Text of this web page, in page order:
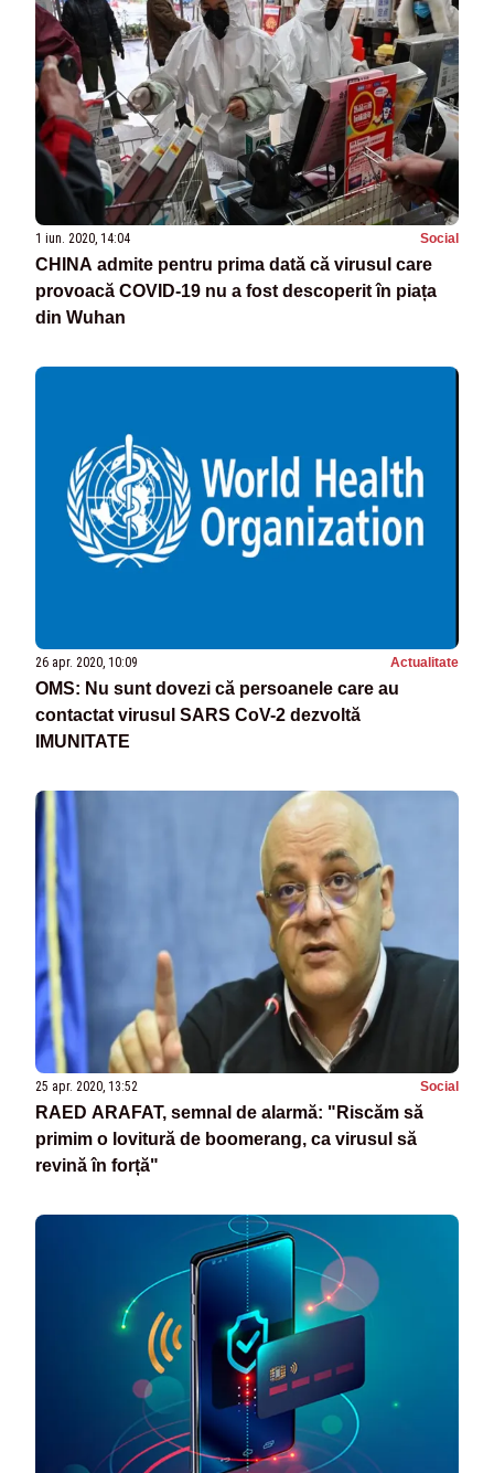
1 iun. 2020, 14:04 Social
CHINA admite pentru prima dată că virusul care
provoacă COVID-19 nu a fost descoperit în piața
din Wuhan
26 apr. 2020, 10:09 Actualitate
OMS: Nu sunt dovezi că persoanele care au
contactat virusul SARS CoV-2 dezvoltă
IMUNITATE
25 apr. 2020, 13:52 Social
RAED ARAFAT, semnal de alarmă: "Riscăm să
primim o lovitură de boomerang, ca virusul să
revină în forță"